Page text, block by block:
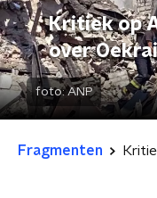
Kritiek op
over
foto:ANP
Fragmenten